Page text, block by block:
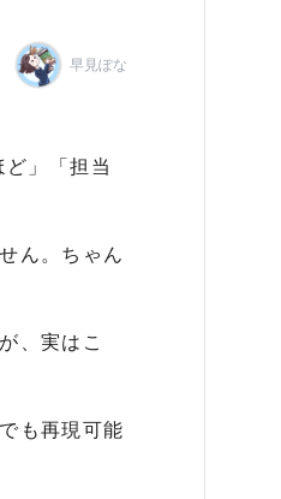
早見ぽな
」「担当
ん。ちゃん
、実はこ
も再現可能